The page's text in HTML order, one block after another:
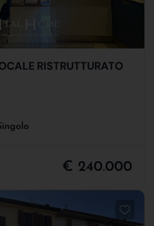
RISTRUTTURATO
€ 240.000